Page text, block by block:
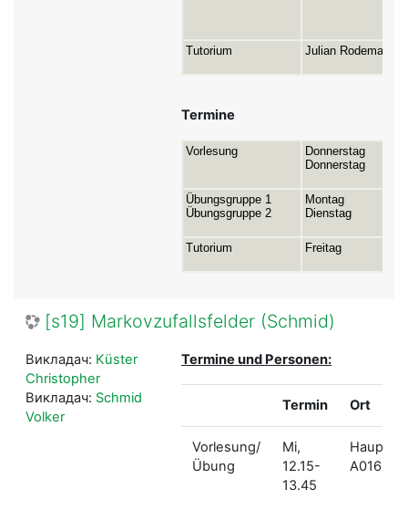
Tutorium Julian Rodemann
Termine
Vorlesung
Donnerstag
Donnerstag
Übungsgruppe 1
Übungsgruppe 2
Montag
Dienstag
Tutorium Freitag
[s19] Markovzufallsfelder (Schmid)
Termine und Personen:
Termin Ort
Vorlesung/
Übung
Mi,
12.15-
13.45
A016
Викладач: Küster
Christopher
Викладач: Schmid
Volker